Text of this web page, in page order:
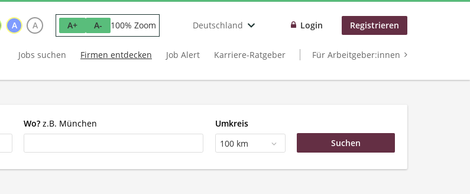
A A A+ A- 100% Zoom Deutschland Login Registrieren
Jobs suchen Firmen entdecken Job Alert Karriere-Ratgeber Für Arbeitgeber:innen
Wo? z.B. München
Umkreis
100 km